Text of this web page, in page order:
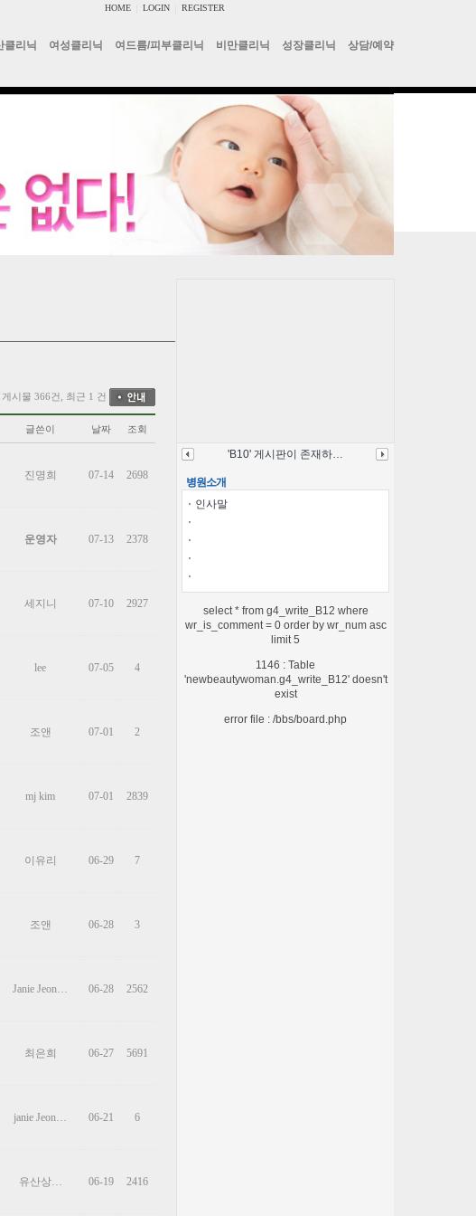
HOME LOGIN REGISTER
클리닉 여성클리닉 여드름/피부클리닉 비만클리닉 성장클리닉 상담/예약
게시물 366건, 최근 1 건
글쓴이 날짜 조회
진명희 07-14 2698
운영자 07-13 2378
세지니 07-10 2927
lee 07-05 4
조앤 07-01 2
mj kim 07-01 2839
이유리 06-29 7
조앤 06-28 3
Janie Jeon… 06-28 2562
최은희 06-27 5691
janie Jeon… 06-21 6
유산상… 06-19 2416
'B10' 게시판이 존재하…
병원소개
인사말
select * from g4_write_B12 where
wr_is_comment = 0 order by wr_num asc
limit 5
1146 : Table
'newbeautywoman.g4_write_B12' doesn't
exist
error file : /bbs/board.php